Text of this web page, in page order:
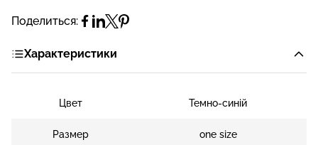
Поделиться:
Характеристики
Цвет Темно-синій
Размер one size